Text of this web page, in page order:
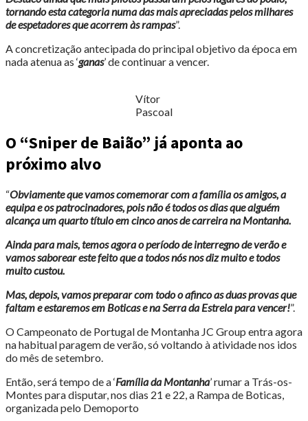
tornando esta categoria numa das mais apreciadas pelos milhares
de espetadores que acorrem às rampas”.
A concretização antecipada do principal objetivo da época em
nada atenua as ‘ganas’ de continuar a vencer.
Vítor
Pascoal
O “Sniper de Baião” já aponta ao
próximo alvo
“Obviamente que vamos comemorar com a família os amigos, a
equipa e os patrocinadores, pois não é todos os dias que alguém
alcança um quarto título em cinco anos de carreira na Montanha.
Ainda para mais, temos agora o período de interregno de verão e
vamos saborear este feito que a todos nós nos diz muito e todos
muito custou.
Mas, depois, vamos preparar com todo o afinco as duas provas que
faltam e estaremos em Boticas e na Serra da Estrela para vencer!”.
O Campeonato de Portugal de Montanha JC Group entra agora
na habitual paragem de verão, só voltando à atividade nos idos
do mês de setembro.
Então, será tempo de a ‘Família da Montanha’ rumar a Trás-os-
Montes para disputar, nos dias 21 e 22, a Rampa de Boticas,
organizada pelo Demoporto